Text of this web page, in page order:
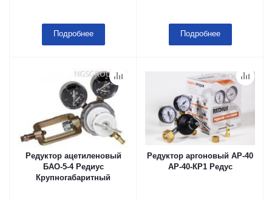
Подробнее Подробнее
Редуктор ацетиленовый
БАО-5-4 Редиус
Крупногабаритный
Редуктор аргоновый АР-40
АР-40-КР1 Редус